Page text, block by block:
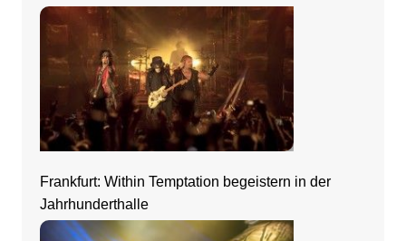
Frankfurt: Within Temptation begeistern in der
Jahrhunderthalle